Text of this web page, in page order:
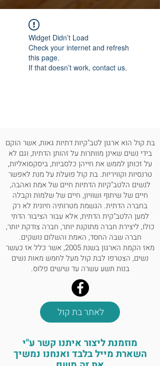
Widget Didn’t Load
Check your internet and refresh
this page.
If that doesn’t work, contact us.
בת קול הוא ארגון לטב"קיות דתיות גאות, אשר הוקם
בידי נשים שאינן מוותרות על זהותן הדתית, וגם לא
על זכותן לממש את חייהן כלסביות, ביסקסואליות,
טרנסיות וקוויריות. בת קול פועלת על מנת לאפשר
לנשים הלטב"קיות הדתיות חיים של אמת ואהבה,
חיים של שיתוף ושוויון, חיים של שלמות וקבלה
בחברה הדתית. הגשמת מטרותיה חיונית לא רק
למען הלטב"קית הדתית, אלא עבור הציבור הדתי
כולו, ליצירת חברה מתוקנת יותר, חברה צודקת יותר,
חברה שבה החסד, האמת והשלום נושקים.
מאז הקמת הארגון בשנת 2005, אשר כלל אז כעשר
נשים, הצטרפו לבת קול מעל לחמש מאות נשים
בנות תשע עשרה עד שישים פלוס.
לאתר בת קול
מוזמנת ליצור איתנו קשר ע"י
השארת מייל בלבד ואנחנו נמשיך